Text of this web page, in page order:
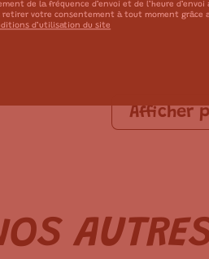
Découvrir
Afficher
de la fréquence d’envoi et de l’heure
retirer votre consentement à tout moment grâce
d’utilisation du site